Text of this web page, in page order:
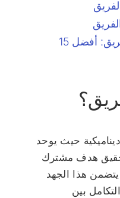
كيفية تحسين تعاون الفريق: أفضل 15
حيث يوحد
هدف مشترك
يتضمن هذا الجهد
بين